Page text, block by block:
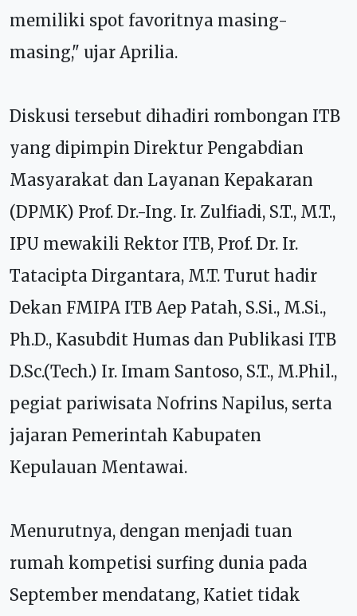
memiliki spot favoritnya masing-
masing," ujar Aprilia.
Diskusi tersebut dihadiri rombongan ITB
yang dipimpin Direktur Pengabdian
Masyarakat dan Layanan Kepakaran
(DPMK) Prof. Dr.-Ing. Ir. Zulfiadi, S.T., M.T.,
IPU mewakili Rektor ITB, Prof. Dr. Ir.
Tatacipta Dirgantara, M.T. Turut hadir
Dekan FMIPA ITB Aep Patah, S.Si., M.Si.,
Ph.D., Kasubdit Humas dan Publikasi ITB
D.Sc.(Tech.) Ir. Imam Santoso, S.T., M.Phil.,
pegiat pariwisata Nofrins Napilus, serta
jajaran Pemerintah Kabupaten
Kepulauan Mentawai.
Menurutnya, dengan menjadi tuan
rumah kompetisi surfing dunia pada
September mendatang, Katiet tidak